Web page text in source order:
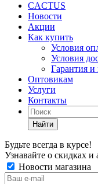
CACTUS
Новости
Акции
Как купить
Условия
Условия
Гарантия и
Оптовикам
Услуги
Контакты
Найти
Будьте всегда в курсе!
Узнавайте о скидках
Новости магазина